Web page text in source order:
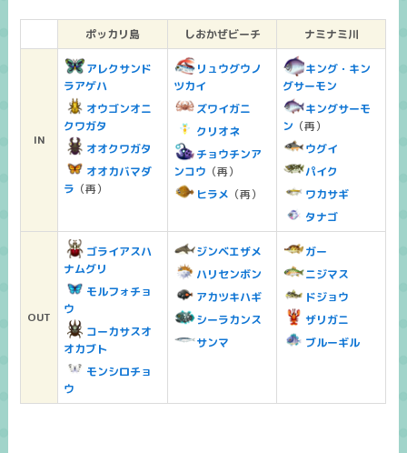
ポッカリ島 しおかぜビーチ ナミナミ川
IN
アレクサンド
ラアゲハ
オウゴンオニ
クワガタ
オオクワガタ
オオカバマダ
ラ （再）
リュウグウノ
ツカイ
ズワイガニ
クリオネ
チョウチンア
ンコウ （再）
ヒラメ （再）
キング・キン
グサーモン
キングサーモ
ン （再）
ウグイ
パイク
ワカサギ
タナゴ
OUT
ゴライアスハ
ナムグリ
モルフォチョ
ウ
コーカサスオ
オカブト
モンシロチョ
ウ
ジンベエザメ
ハリセンボン
アカツキハギ
シーラカンス
サンマ
ガー
ニジマス
ドジョウ
ザリガニ
ブルーギル